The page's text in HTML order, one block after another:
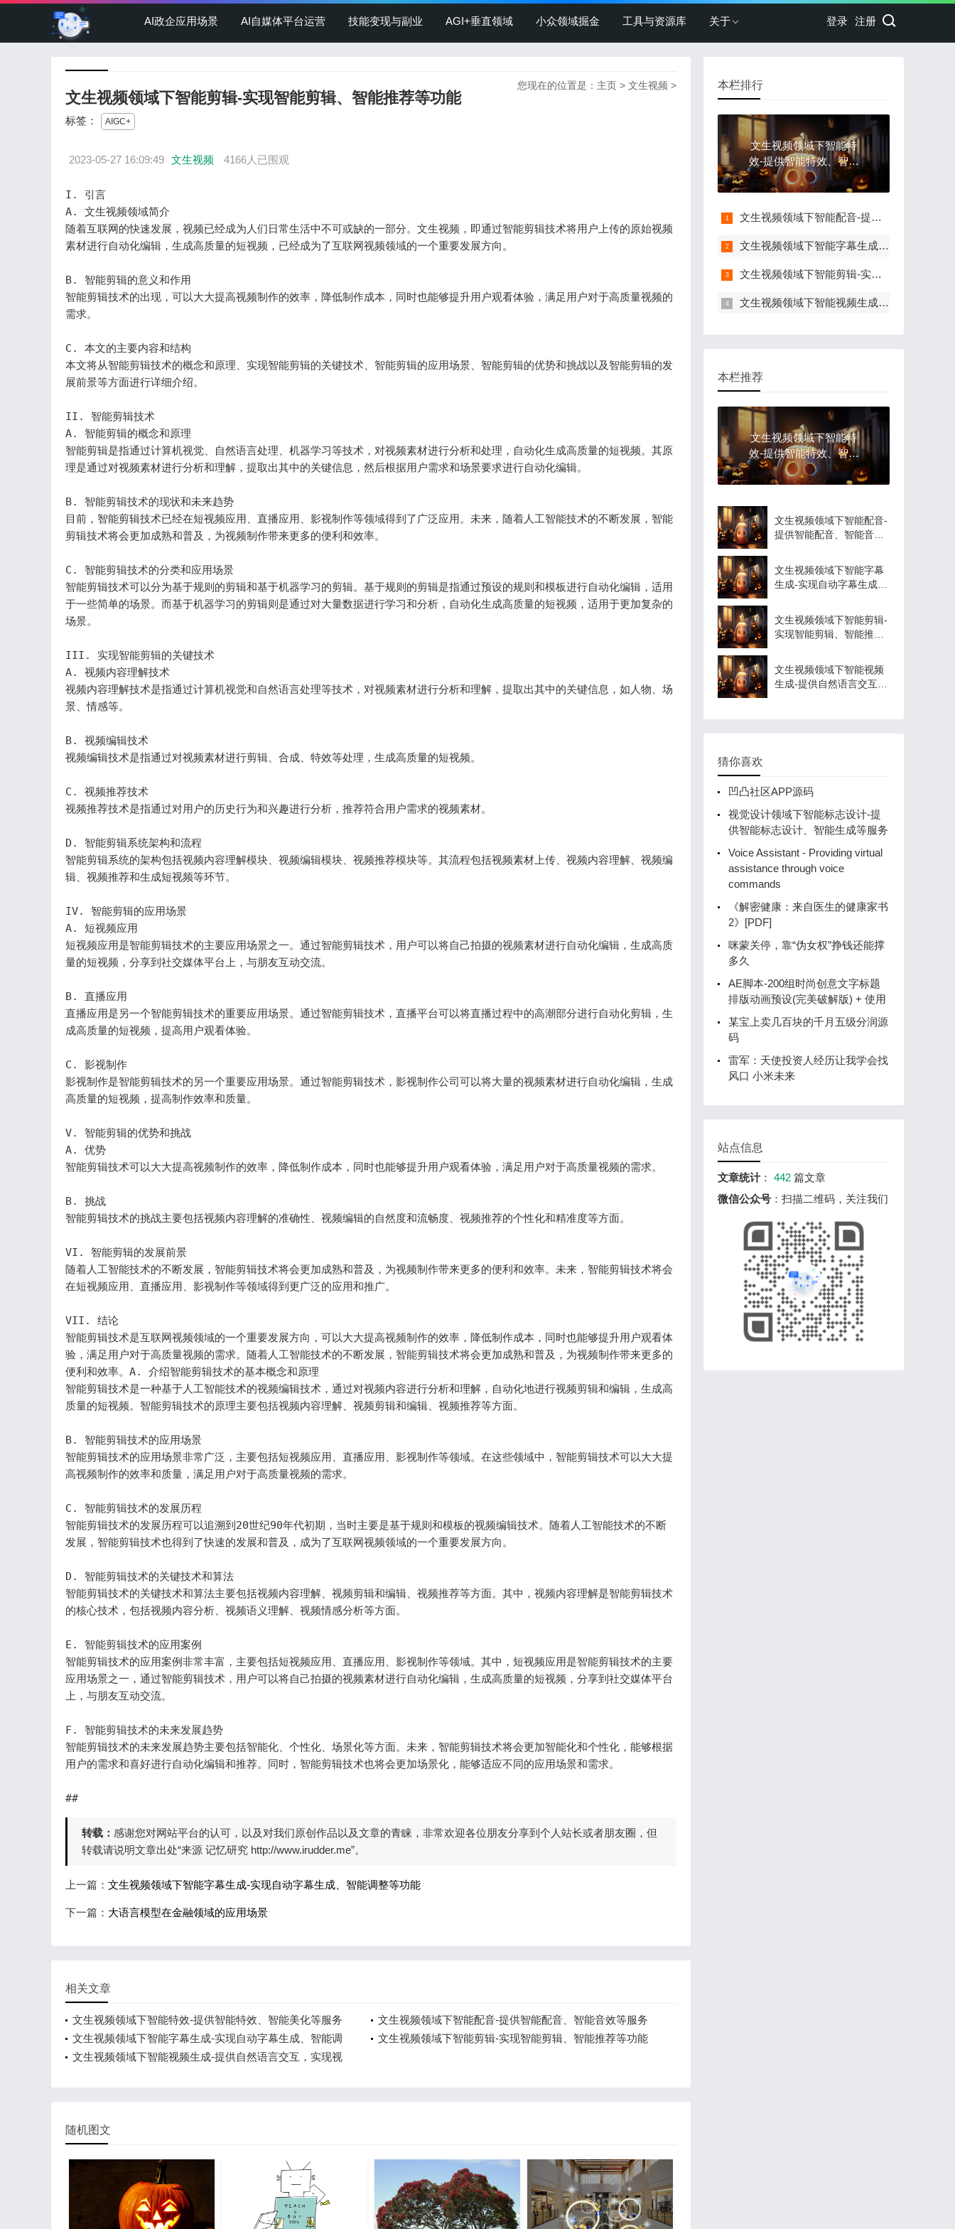
AI政企应用场景 AI自媒体平台运营 技能变现与副业 AGI+垂直领域 小众领域掘金 工具与资源库 关于 注册
登录
您现在的位置是： 主页 > 文生视频 >
文生视频领域下智能剪辑-实现智能剪辑、智能推荐等功能
标签： AIGC+
2023-05-27 16:09:49 文生视频 4166人已围观
I. 引言
A. 文生视频领域简介
随着互联网的快速发展，视频已经成为人们日常生活中不可或缺的一部分。文生视频，即通过智能剪辑技术将用户上传的原始视频
素材进行自动化编辑，生成高质量的短视频，已经成为了互联网视频领域的一个重要发展方向。
B. 智能剪辑的意义和作用
智能剪辑技术的出现，可以大大提高视频制作的效率，降低制作成本，同时也能够提升用户观看体验，满足用户对于高质量视频的
需求。
C. 本文的主要内容和结构
本文将从智能剪辑技术的概念和原理、实现智能剪辑的关键技术、智能剪辑的应用场景、智能剪辑的优势和挑战以及智能剪辑的发
展前景等方面进行详细介绍。
II. 智能剪辑技术
A. 智能剪辑的概念和原理
智能剪辑是指通过计算机视觉、自然语言处理、机器学习等技术，对视频素材进行分析和处理，自动化生成高质量的短视频。其原
理是通过对视频素材进行分析和理解，提取出其中的关键信息，然后根据用户需求和场景要求进行自动化编辑。
B. 智能剪辑技术的现状和未来趋势
目前，智能剪辑技术已经在短视频应用、直播应用、影视制作等领域得到了广泛应用。未来，随着人工智能技术的不断发展，智能
剪辑技术将会更加成熟和普及，为视频制作带来更多的便利和效率。
C. 智能剪辑技术的分类和应用场景
智能剪辑技术可以分为基于规则的剪辑和基于机器学习的剪辑。基于规则的剪辑是指通过预设的规则和模板进行自动化编辑，适用
于一些简单的场景。而基于机器学习的剪辑则是通过对大量数据进行学习和分析，自动化生成高质量的短视频，适用于更加复杂的
场景。
III. 实现智能剪辑的关键技术
A. 视频内容理解技术
视频内容理解技术是指通过计算机视觉和自然语言处理等技术，对视频素材进行分析和理解，提取出其中的关键信息，如人物、场
景、情感等。
B. 视频编辑技术
视频编辑技术是指通过对视频素材进行剪辑、合成、特效等处理，生成高质量的短视频。
C. 视频推荐技术
视频推荐技术是指通过对用户的历史行为和兴趣进行分析，推荐符合用户需求的视频素材。
D. 智能剪辑系统架构和流程
智能剪辑系统的架构包括视频内容理解模块、视频编辑模块、视频推荐模块等。其流程包括视频素材上传、视频内容理解、视频编
辑、视频推荐和生成短视频等环节。
IV. 智能剪辑的应用场景
A. 短视频应用
短视频应用是智能剪辑技术的主要应用场景之一。通过智能剪辑技术，用户可以将自己拍摄的视频素材进行自动化编辑，生成高质
量的短视频，分享到社交媒体平台上，与朋友互动交流。
B. 直播应用
直播应用是另一个智能剪辑技术的重要应用场景。通过智能剪辑技术，直播平台可以将直播过程中的高潮部分进行自动化剪辑，生
成高质量的短视频，提高用户观看体验。
C. 影视制作
影视制作是智能剪辑技术的另一个重要应用场景。通过智能剪辑技术，影视制作公司可以将大量的视频素材进行自动化编辑，生成
高质量的短视频，提高制作效率和质量。
V. 智能剪辑的优势和挑战
A. 优势
智能剪辑技术可以大大提高视频制作的效率，降低制作成本，同时也能够提升用户观看体验，满足用户对于高质量视频的需求。
B. 挑战
智能剪辑技术的挑战主要包括视频内容理解的准确性、视频编辑的自然度和流畅度、视频推荐的个性化和精准度等方面。
VI. 智能剪辑的发展前景
随着人工智能技术的不断发展，智能剪辑技术将会更加成熟和普及，为视频制作带来更多的便利和效率。未来，智能剪辑技术将会
在短视频应用、直播应用、影视制作等领域得到更广泛的应用和推广。
VII. 结论
智能剪辑技术是互联网视频领域的一个重要发展方向，可以大大提高视频制作的效率，降低制作成本，同时也能够提升用户观看体
验，满足用户对于高质量视频的需求。随着人工智能技术的不断发展，智能剪辑技术将会更加成熟和普及，为视频制作带来更多的
便利和效率。A. 介绍智能剪辑技术的基本概念和原理
智能剪辑技术是一种基于人工智能技术的视频编辑技术，通过对视频内容进行分析和理解，自动化地进行视频剪辑和编辑，生成高
质量的短视频。智能剪辑技术的原理主要包括视频内容理解、视频剪辑和编辑、视频推荐等方面。
B. 智能剪辑技术的应用场景
智能剪辑技术的应用场景非常广泛，主要包括短视频应用、直播应用、影视制作等领域。在这些领域中，智能剪辑技术可以大大提
高视频制作的效率和质量，满足用户对于高质量视频的需求。
C. 智能剪辑技术的发展历程
智能剪辑技术的发展历程可以追溯到20世纪90年代初期，当时主要是基于规则和模板的视频编辑技术。随着人工智能技术的不断
发展，智能剪辑技术也得到了快速的发展和普及，成为了互联网视频领域的一个重要发展方向。
D. 智能剪辑技术的关键技术和算法
智能剪辑技术的关键技术和算法主要包括视频内容理解、视频剪辑和编辑、视频推荐等方面。其中，视频内容理解是智能剪辑技术
的核心技术，包括视频内容分析、视频语义理解、视频情感分析等方面。
E. 智能剪辑技术的应用案例
智能剪辑技术的应用案例非常丰富，主要包括短视频应用、直播应用、影视制作等领域。其中，短视频应用是智能剪辑技术的主要
应用场景之一，通过智能剪辑技术，用户可以将自己拍摄的视频素材进行自动化编辑，生成高质量的短视频，分享到社交媒体平台
上，与朋友互动交流。
F. 智能剪辑技术的未来发展趋势
智能剪辑技术的未来发展趋势主要包括智能化、个性化、场景化等方面。未来，智能剪辑技术将会更加智能化和个性化，能够根据
用户的需求和喜好进行自动化编辑和推荐。同时，智能剪辑技术也将会更加场景化，能够适应不同的应用场景和需求。
##
转载： 感谢您对网站平台的认可，以及对我们原创作品以及文章的青睐，非常欢迎各位朋友分享到个人站长或者朋友圈，但
转载请说明文章出处“来源 记忆研究 http://www.irudder.me”。
上一篇： 文生视频领域下智能字幕生成-实现自动字幕生成、智能调整等功能
下一篇： 大语言模型在金融领域的应用场景
相关文章
文生视频领域下智能特效-提供智能特效、智能美化等服务
文生视频领域下智能配音-提供智能配音、智能音效等服务
文生视频领域下智能字幕生成-实现自动字幕生成、智能调
整等功能
文生视频领域下智能剪辑-实现智能剪辑、智能推荐等功能
文生视频领域下智能视频生成-提供自然语言交互，实现视
随机图文
本栏排行
文生视频领域下智能特
效-提供智能特效、智能
美化等服务
文生视频领域下智能配音-提供智能配音、智能音效等服务
文生视频领域下智能字幕生成-实现自动字幕生成、智能调整等功能
文生视频领域下智能剪辑-实现智能剪辑、智能推荐等功能
文生视频领域下智能视频生成-提供自然语言交互，实现视频生成
本栏推荐
文生视频领域下智能特
效-提供智能特效、智能
美化等服务
文生视频领域下智能配音-
提供智能配音、智能音效
文生视频领域下智能字幕
生成-实现自动字幕生成、
文生视频领域下智能剪辑-
实现智能剪辑、智能推荐
文生视频领域下智能视频
生成-提供自然语言交互，
猜你喜欢
凹凸社区APP源码
视觉设计领域下智能标志设计-提
供智能标志设计、智能生成等服务
Voice Assistant - Providing virtual
assistance through voice
commands
《解密健康：来自医生的健康家书
2》[PDF]
咪蒙关停，靠“伪女权”挣钱还能撑
多久
AE脚本-200组时尚创意文字标题
排版动画预设(完美破解版) + 使用
某宝上卖几百块的千月五级分润源
码
雷军：天使投资人经历让我学会找
风口 小米未来
站点信息
文章统计： 442 篇文章
微信公众号 ：扫描二维码，关注我们